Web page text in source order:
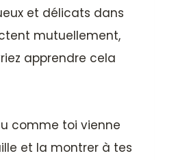
et délicats dans
mutuellement,
apprendre cela
comme toi vienne
et la montrer à tes